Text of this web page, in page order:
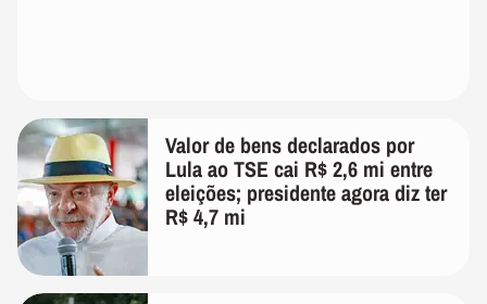
Valor de bens declarados por
Lula ao TSE cai R$ 2,6 mi entre
eleições; presidente agora diz ter
R$ 4,7 mi